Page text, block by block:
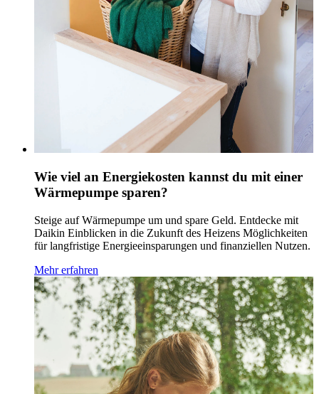
Wie viel an Energiekosten kannst du mit einer
Wärmepumpe sparen?
Steige auf Wärmepumpe um und spare Geld. Entdecke mit
Daikin Einblicken in die Zukunft des Heizens Möglichkeiten
für langfristige Energieeinsparungen und finanziellen Nutzen.
Mehr erfahren